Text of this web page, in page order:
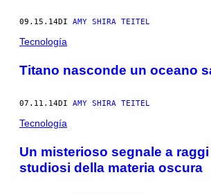
09.15.14DI AMY SHIRA TEITEL
Tecnología
Titano nasconde un oceano
07.11.14DI AMY SHIRA TEITEL
Tecnología
Un misterioso segnale a
studiosi della materia oscura